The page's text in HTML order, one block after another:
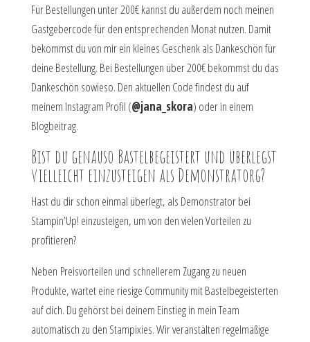
Für Bestellungen unter 200€ kannst du außerdem noch meinen
Gastgebercode für den entsprechenden Monat nutzen. Damit
bekommst du von mir ein kleines Geschenk als Dankeschön für
deine Bestellung. Bei Bestellungen über 200€ bekommst du das
Dankeschön sowieso. Den aktuellen Code findest du auf
meinem Instagram Profil (@jana_skora) oder in einem
Blogbeitrag.
Bist du genauso Bastelbegeistert und überlegst
vielleicht einzusteigen als Demonstratorg?
Hast du dir schon einmal überlegt, als Demonstrator bei
Stampin’Up! einzusteigen, um von den vielen Vorteilen zu
profitieren?
Neben Preisvorteilen und schnellerem Zugang zu neuen
Produkte, wartet eine riesige Community mit Bastelbegeisterten
auf dich. Du gehörst bei deinem Einstieg in mein Team
automatisch zu den Stampixies. Wir veranstälten regelmäßige